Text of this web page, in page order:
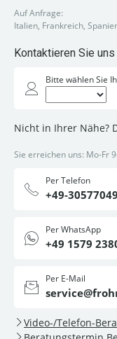
Auf Anfrage:
Italien, Frankreich,
Kontaktieren Sie uns
Bitte wählen Sie
Nicht in Ihrer Nähe?
Sie erreichen uns: Mo-Fr
Per Telefon
+49-
Per WhatsApp
+49 1579
Per E-Mail
Video-/Telefon-